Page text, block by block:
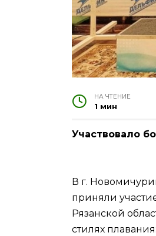
НА ЧТЕНИЕ
1 мин
Участвовало
В г.
приняли
Рязанской
стилях